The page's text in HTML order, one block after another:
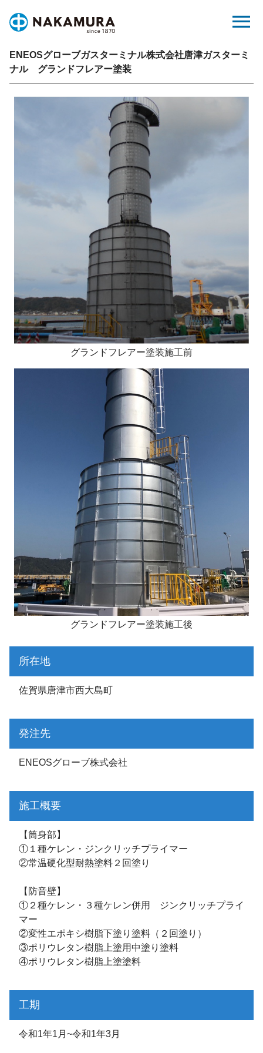
content
menu
ENEOSグローブガスターミナル株式会社唐津ガスターミ
ナル グランドフレアー塗装
グランドフレアー塗装施工前
グランドフレアー塗装施工後
所在地
佐賀県唐津市西大島町
発注先
ENEOSグローブ株式会社
施工概要
【筒身部】
①１種ケレン・ジンクリッチプライマー
②常温硬化型耐熱塗料２回塗り
【防音壁】
①２種ケレン・３種ケレン併用 ジンクリッチプライ
マー
②変性エポキシ樹脂下塗り塗料（２回塗り）
③ポリウレタン樹脂上塗用中塗り塗料
④ポリウレタン樹脂上塗塗料
工期
令和1年1月~令和1年3月